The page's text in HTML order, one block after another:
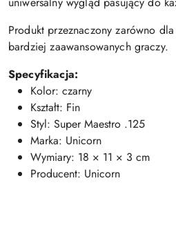
Produkt przeznaczony zarówno
bardziej zaawansowanych graczy.
Specyfikacja:
Kolor: czarny
Kształt: Fin
Styl: Super Maestro .125
Marka: Unicorn
Wymiary: 18 × 11 × 3 cm
Producent: Unicorn